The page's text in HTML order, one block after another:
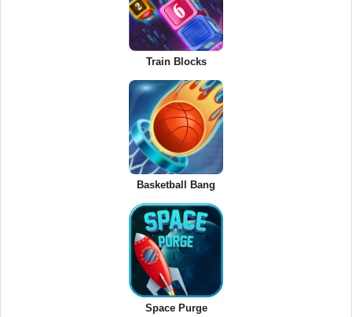
Train Blocks
Basketball Bang
Space Purge